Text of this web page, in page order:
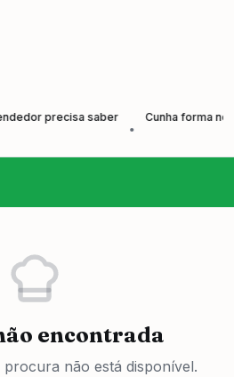
precisa saber
Cunha forma nova
encontrada
não está disponível.